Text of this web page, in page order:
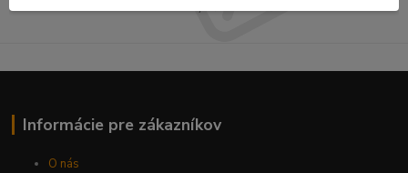
Môžete sa kedykoľvek odhlásiť.
Informácie pre zákazníkov
O nás